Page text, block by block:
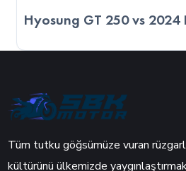
Hyosung GT 250 vs 2024
Tüm tutku göğsümüze vuran
kültürünü ülkemizde